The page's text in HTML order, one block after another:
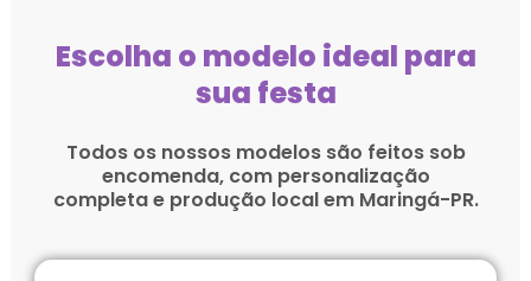
Escolha o modelo ideal para
sua festa
Todos os nossos modelos são feitos sob
encomenda, com personalização
completa e produção local em Maringá-PR.